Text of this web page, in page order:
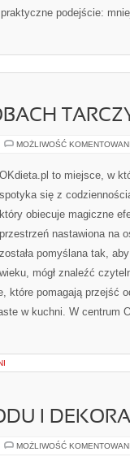
podejście:
MOŻLIWOŚĆ
OKdieta.pl to miejsce, w
spotyka się z
który obiecuje magiczne
przestrzeń nastawiona na
została pomyślana tak,
wieku, mógł znaleźć
które pomagają przejść
w kuchni. W centrum
I
MOŻLIWOŚĆ